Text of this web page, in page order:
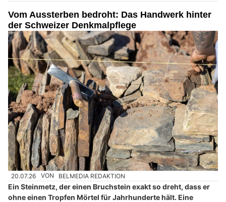
Vom Aussterben bedroht: Das Handwerk hinter
der Schweizer Denkmalpflege
20.07.26 VON BELMEDIA REDAKTION
Ein Steinmetz, der einen Bruchstein exakt so dreht, dass er
ohne einen Tropfen Mörtel für Jahrhunderte hält. Eine